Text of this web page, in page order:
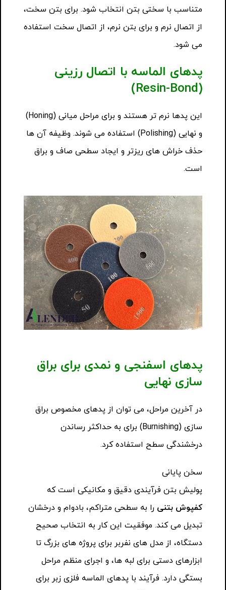
متناسب با سختی بتن انتخاب شود. برای بتن سخت،
از اتصال نرم و برای بتن نرم، از اتصال سخت استفاده
می شود.
پدهای الماسه با اتصال رزینی
(Resin-Bond)
این پدها نرم تر هستند و برای مراحل میانی (Honing)
و نهایی (Polishing) استفاده می شوند. وظیفه آن ها
حذف خراش های ریزتر و ایجاد سطحی صاف و براق
است.
پدهای اسفنجی و نمدی برای براق
سازی نهایی
در آخرین مراحل، می توان از پدهای مخصوص براق
سازی (Burnishing) برای به حداکثر رساندن
درخشندگی سطح استفاده کرد.
سخن پایانی
پولیش بتن فرآیندی دقیق و مکانیکی است که
کفپوش بتنی را به سطحی متراکم، بادوام و درخشان
تبدیل می کند. موفقیت این کار به انتخاب صحیح
دستگاه، از مدل های نفربر برای پروژه های بزرگ تا
ابزارهای دستی برای لبه ها، و اجرای منظم مراحل
بستگی دارد. فرآیند با پدهای الماسه فلزی زبر برای